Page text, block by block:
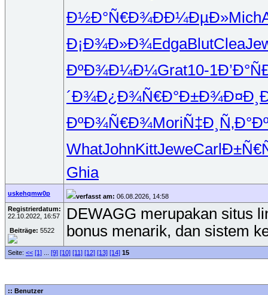
Ð½Ð°Ñ€Ð¾ÐÐ¼ÐµÐ»Mich
Ð¡Ð¾Ð»Ð¾EdgaBlutClea
ÐºÐ¾Ð¼Ð¼Grat10-1
´Ð¾Ð¿Ð¾Ñ€Ð°Ð±Ð¾
ÐºÐ¾Ñ€Ð¾MoriÑ‡Ð¸Ñ‚Ð°
WhatJohnKittJeweCarl
Ghia
uskehqmw0p verfasst am: 06.08.2026, 14:58
Registrierdatum:
22.10.2022, 16:57
Beiträge: 5522
DEWAGG merupakan situs
bonus menarik, dan sistem
Seite: << [1] [9] [10] [11] [12] [13] [14] 15
:: Benutzer